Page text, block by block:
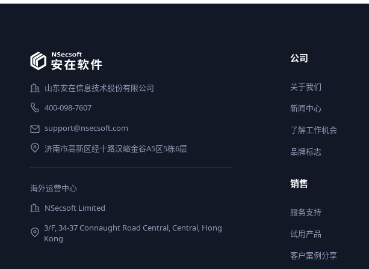
山东安在信息技术股份有限公司
400-098-7607
support@nsecsoft.com
济南市高新区经十路汉峪金谷A5区5栋6层
海外运营中心
NSecsoft Limited
3/F, 34-37 Connaught Road Central, Central, Hong
Kong
公司
关于我们
新闻中心
了解工作机会
品牌标志
销售
服务支持
试用产品
客户案例分享